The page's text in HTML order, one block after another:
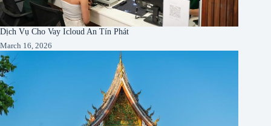
Dịch Vụ Cho Vay Icloud An Tín Phát
March 16, 2026